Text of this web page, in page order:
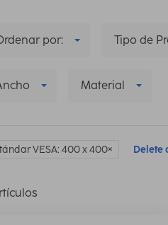
por: Tipo de
Material
VESA: 400 x 400 Delete